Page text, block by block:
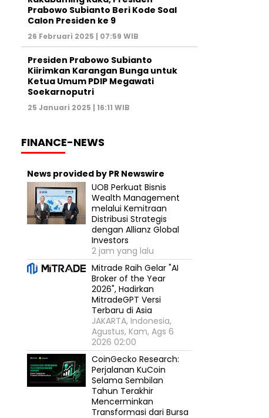
Prabowo Subianto Beri Kode Soal
Calon Presiden ke 9
26 Februari 2025 | 07:59 WIB
Presiden Prabowo Subianto
Kiirimkan Karangan Bunga untuk
Ketua Umum PDIP Megawati
Soekarnoputri
25 Januari 2025 | 16:11 WIB
FINANCE-NEWS
News provided by PR Newswire
UOB Perkuat Bisnis
Wealth Management
melalui Kemitraan
Distribusi Strategis
dengan Allianz Global
Investors
2 jam yang lalu
Mitrade Raih Gelar "AI
Broker of the Year
2026", Hadirkan
MitradeGPT Versi
Terbaru di Asia
JAKARTA, Indonesia,
Agustus, Kam, Ags 6
2026 02:00
CoinGecko Research:
Perjalanan KuCoin
Selama Sembilan
Tahun Terakhir
Mencerminkan
Transformasi dari Bursa